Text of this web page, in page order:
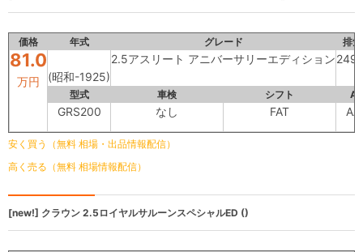
価格 年式 グレード 排
81.0
万円 (昭和-1925)
2.5アスリート アニバーサリーエディション
型式 車検 シフト
GRS200 なし FAT
安く買う（無料 相場・出品情報配信）
高く売る（無料 相場情報配信）
[new!] クラウン 2.5ロイヤルサルーンスペシャルED ()